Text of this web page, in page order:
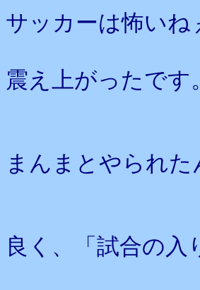
サッカーは怖いね
震え上がったです。
まんまとやられ
良く、「試合の